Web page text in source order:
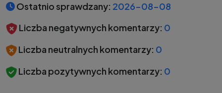
Ostatnio sprawdzany: 2026-08-08
Liczba negatywnych komentarzy: 0
Liczba neutralnych komentarzy: 0
Liczba pozytywnych komentarzy: 0